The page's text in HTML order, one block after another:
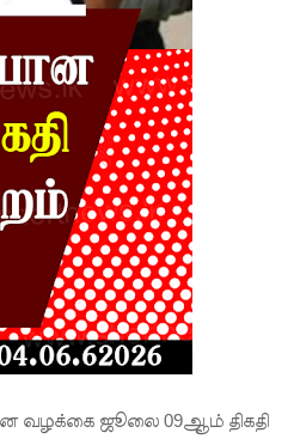
வழக்கை ஜூலை 09ஆம் திகதி